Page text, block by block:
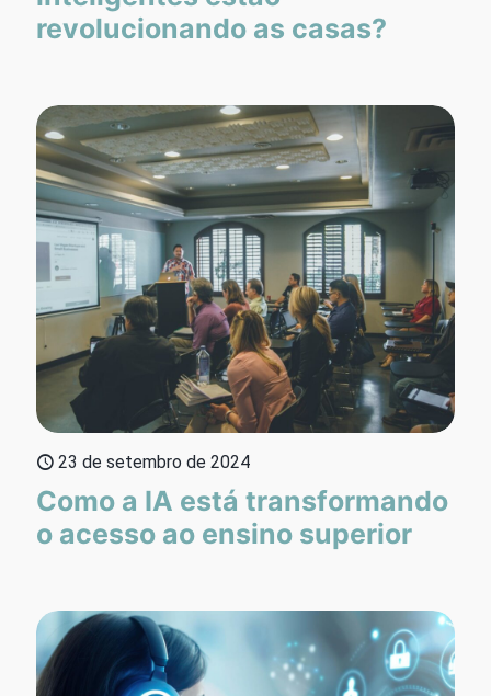
revolucionando as casas?
23 de setembro de 2024
Como a IA está transformando
o acesso ao ensino superior